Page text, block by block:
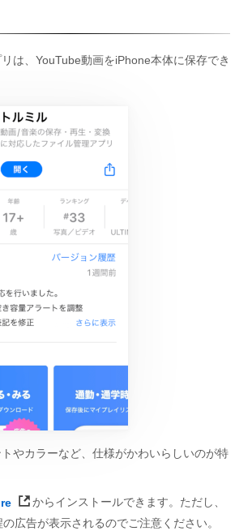
リは、YouTube動画をiPhone本体に保存でき
やカラーなど、仕様がかわいらしいのが特
からインストールできます。ただし、
広告が表示されるのでご注意ください。